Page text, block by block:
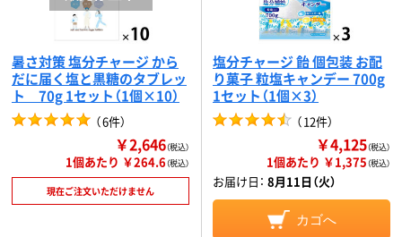
暑さ対策 塩分チャージ から
だに届く塩と黒糖のタブレッ
ト 70g 1セット（1個×10）
（6件）
￥2,646（税込）
1個あたり ￥264.6（税込）
現在ご注文いただけません
塩分チャージ 飴 個包装 お配
り菓子 粒塩キャンデー 700g
1セット（1個×3）
（12件）
￥4,125（税込）
1個あたり ￥1,375（税込）
お届け日： 8月11日（火）
カゴへ